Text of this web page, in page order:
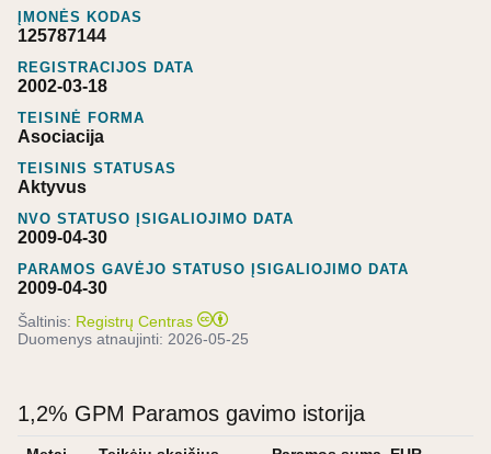
ĮMONĖS KODAS
125787144
REGISTRACIJOS DATA
2002-03-18
TEISINĖ FORMA
Asociacija
TEISINIS STATUSAS
Aktyvus
NVO STATUSO ĮSIGALIOJIMO DATA
2009-04-30
PARAMOS GAVĖJO STATUSO ĮSIGALIOJIMO DATA
2009-04-30
Šaltinis: Registrų Centras
Duomenys atnaujinti: 2026-05-25
1,2% GPM Paramos gavimo istorija